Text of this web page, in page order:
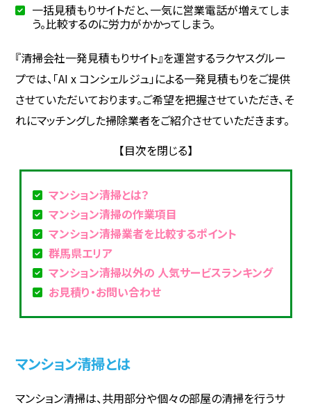
一括見積もりサイトだと、一気に営業電話が増えてしま
う。比較するのに労力がかかってしまう。
『清掃会社一発見積もりサイト』を運営するラクヤスグルー
プでは、「AI x コンシェルジュ」による一発見積もりをご提供
させていただいております。ご希望を把握させていただき、そ
れにマッチングした掃除業者をご紹介させていただきます。
マンション清掃とは？
マンション清掃の作業項目
マンション清掃業者を比較するポイント
群馬県エリア
マンション清掃以外の 人気サービスランキング
お見積り・お問い合わせ
マンション清掃とは
マンション清掃は、共用部分や個々の部屋の清掃を行うサ